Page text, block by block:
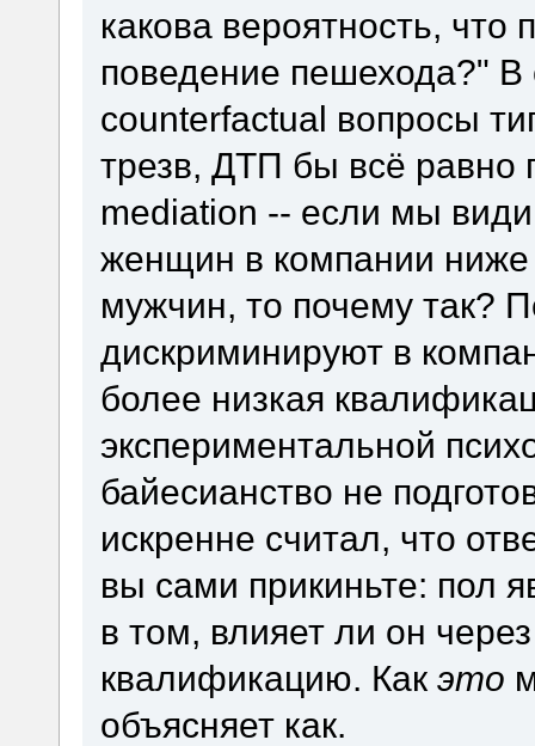
какова вероятность,
поведение пешехода?"
counterfactual вопросы
трезв, ДТП бы всё
mediation -- если мы
женщин в компании ниже
мужчин, то почему так?
дискриминируют в
более низкая
экспериментальной
байесианство не
искренне считал, что
вы сами прикиньте: пол
в том, влияет ли он
квалификацию. Как это
объясняет как.